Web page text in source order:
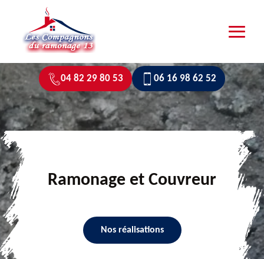
04 82 29 80 53 06 16 98 62 52
Ramonage et Couvreur
Nos réalisations